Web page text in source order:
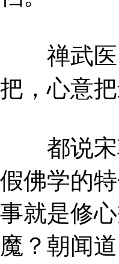
禅武医
把，心意
都说宋
假佛学的
事就是修
魔？朝闻